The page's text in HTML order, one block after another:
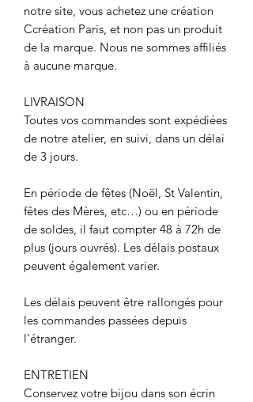
notre site, vous achetez une création
Ccréation Paris, et non pas un produit
de la marque. Nous ne sommes affiliés
à aucune marque.
LIVRAISON
Toutes vos commandes sont expédiées
de notre atelier, en suivi, dans un délai
de 3 jours.
En période de fêtes (Noël, St Valentin,
fêtes des Mères, etc…) ou en période
de soldes, il faut compter 48 à 72h de
plus (jours ouvrés). Les délais postaux
peuvent également varier.
Les délais peuvent être rallongés pour
les commandes passées depuis
l'étranger.
ENTRETIEN
Conservez votre bijou dans son écrin